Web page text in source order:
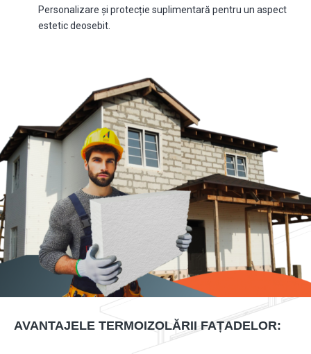
Personalizare și protecție suplimentară pentru un aspect
estetic deosebit.
AVANTAJELE TERMOIZOLĂRII FAȚADELOR: